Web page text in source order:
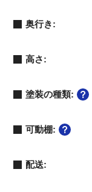
奥行き:
高さ:
塗装の種類:
可動棚:
配送: